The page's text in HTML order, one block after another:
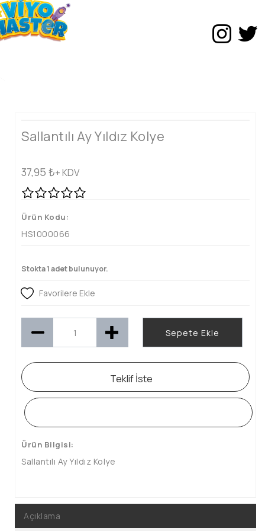
Sallantılı Ay Yıldız Kolye
37,95 ₺+ KDV
Ürün Kodu:
HS1000066
Stokta 1 adet bulunuyor.
Favorilere Ekle
Sepete Ekle
Teklif İste
Ürün Bilgisi:
Sallantılı Ay Yıldız Kolye
Açıklama